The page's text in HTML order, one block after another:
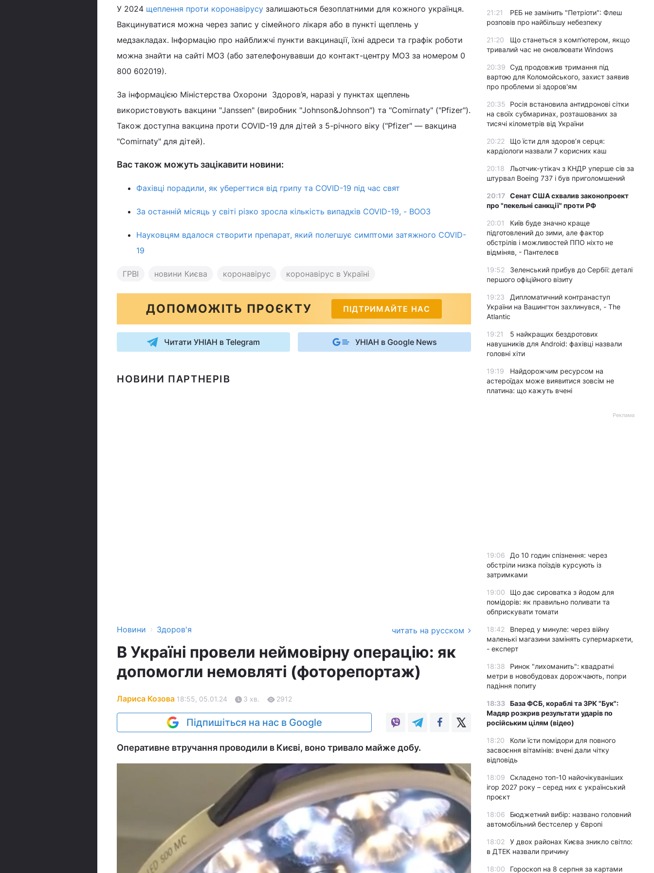
У 2024 щеплення проти коронавірусу залишаються безоплатними для кожного українця.
Вакцинуватися можна через запис у сімейного лікаря або в пункті щеплень у
медзакладах. Інформацію про найближчі пункти вакцинації, їхні адреси та графік роботи
можна знайти на сайті МОЗ (або зателефонувавши до контакт-центру МОЗ за номером 0
800 602019).
За інформацією Міністерства Охорони Здоров’я, наразі у пунктах щеплень
використовують вакцини "Janssen" (виробник "Johnson&Johnson") та "Comirnaty" ("Pfizer").
Також доступна вакцина проти COVID-19 для дітей з 5-річного віку ("Pfizer" — вакцина
"Comirnaty" для дітей).
Вас також можуть зацікавити новини:
Фахівці порадили, як уберегтися від грипу та COVID-19 під час свят
За останній місяць у світі різко зросла кількість випадків COVID-19, - ВООЗ
Науковцям вдалося створити препарат, який полегшує симптоми затяжного COVID-
19
ГРВІ новини Києва коронавірус коронавірус в Україні
ДОПОМОЖІТЬ ПРОЄКТУ ПІДТРИМАЙТЕ НАС
Читати УНІАН в Telegram УНІАН в Google News
НОВИНИ ПАРТНЕРІВ
Новини › Здоров'я читать на русском
В Україні провели неймовірну операцію: як
допомогли немовляті (фоторепортаж)
Лариса Козова 18:55, 05.01.24 3 хв. 2912
Підпишіться на нас в Google
Оперативне втручання проводили в Києві, воно тривало майже добу.
21:21
РЕБ не замінить "Петріоти": Флеш
розповів про найбільшу небезпеку
21:20
Що станеться з комп’ютером, якщо
тривалий час не оновлювати Windows
20:39 Суд продовжив тримання під
вартою для Коломойського, захист заявив
про проблеми зі здоров'ям
20:35
Росія встановила антидронові сітки
на своїх субмаринах, розташованих за
тисячі кілометрів від України
20:22
Що їсти для здоров’я серця:
кардіологи назвали 7 корисних каш
20:18
Льотчик-утікач з КНДР уперше сів за
штурвал Boeing 737 і був приголомшений
20:17 Сенат США схвалив законопроект
про "пекельні санкції" проти РФ
20:01
Київ буде значно краще
підготовлений до зими, але фактор
обстрілів і можливостей ППО ніхто не
відміняв, - Пантелеєв
19:52
Зеленський прибув до Сербії: деталі
першого офіційного візиту
19:23
Дипломатичний контранаступ
України на Вашингтон захлинувся, - The
Atlantic
19:21
5 найкращих бездротових
навушників для Android: фахівці назвали
головні хіти
19:19
Найдорожчим ресурсом на
астероїдах може виявитися зовсім не
платина: що кажуть вчені
Реклама
19:06
До 10 годин спізнення: через
обстріли низка поїздів курсують із
затримками
19:00
Що дає сироватка з йодом для
помідорів: як правильно поливати та
обприскувати томати
18:42
Вперед у минуле: через війну
маленькі магазини замінять супермаркети,
- експерт
18:38
Ринок "лихоманить": квадратні
метри в новобудовах дорожчають, попри
падіння попиту
18:33 База ФСБ, кораблі та ЗРК "Бук":
Мадяр розкрив результати ударів по
російським цілям (відео)
18:20
Коли їсти помідори для повного
засвоєння вітамінів: вчені дали чітку
відповідь
18:09
Складено топ-10 найочікуваніших
ігор 2027 року – серед них є український
проєкт
18:06
Бюджетний вибір: названо головний
автомобільний бестселер у Європі
18:02
У двох районах Києва зникло світло:
в ДТЕК назвали причину
18:00 Гороскоп на 8 серпня за картами